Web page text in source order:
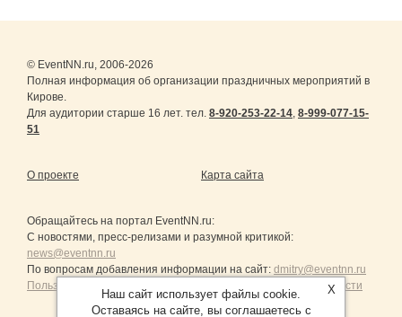
© EventNN.ru, 2006-2026
Полная информация об организации праздничных мероприятий в
Кирове.
Для аудитории старше 16 лет. тел. 8-920-253-22-14, 8-999-077-15-
51
О проекте Карта сайта
Обращайтесь на портал EventNN.ru:
С новостями, пресс-релизами и разумной критикой:
news@eventnn.ru
По вопросам добавления информации на сайт: dmitry@eventnn.ru
Пользовательское Соглашение и политика конфиденциальности
X
Наш сайт использует файлы cookie.
Оставаясь на сайте, вы соглашаетесь с